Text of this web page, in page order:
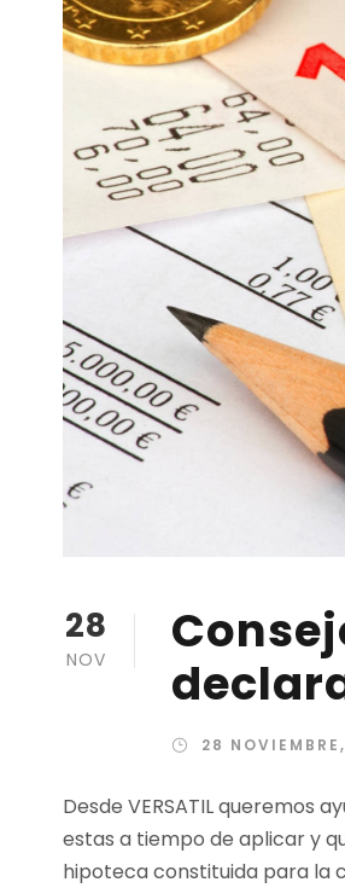
28
NOV
28
Desde VERSATIL queremos
estas a tiempo de aplicar y
hipoteca constituida para la